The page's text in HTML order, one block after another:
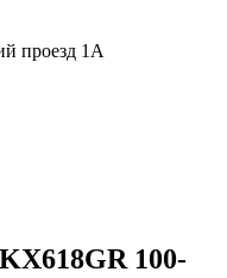
проезд 1А
100-